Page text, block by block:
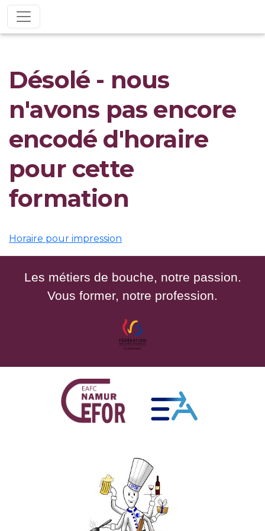
Désolé - nous
n'avons pas encore
encodé d'horaire
pour cette
formation
Horaire pour impression
Les métiers de bouche, notre passion.
Vous former, notre profession.